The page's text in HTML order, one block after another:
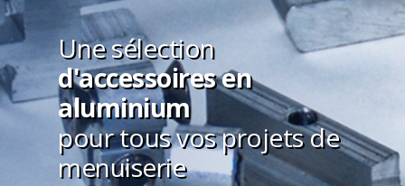
Une sélection
d'accessoires en
aluminium
pour tous vos projets de
menuiserie